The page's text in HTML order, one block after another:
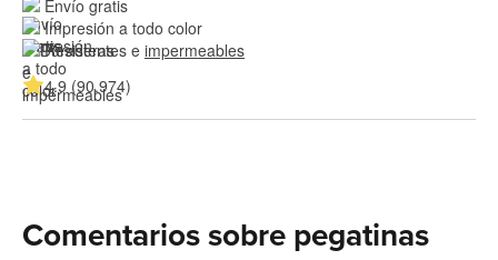
Envío gratis
Impresión a todo color
Resistentes e impermeables
4.9 (90.974)
Comentarios sobre pegatinas